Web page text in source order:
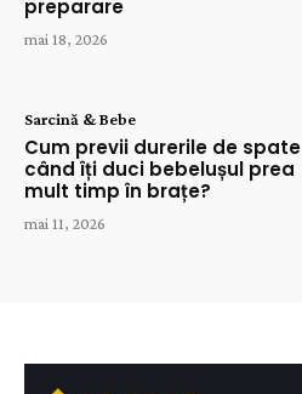
preparare
mai 18, 2026
Sarcină & Bebe
Cum previi durerile de spate
când îți duci bebelușul prea
mult timp în brațe?
mai 11, 2026